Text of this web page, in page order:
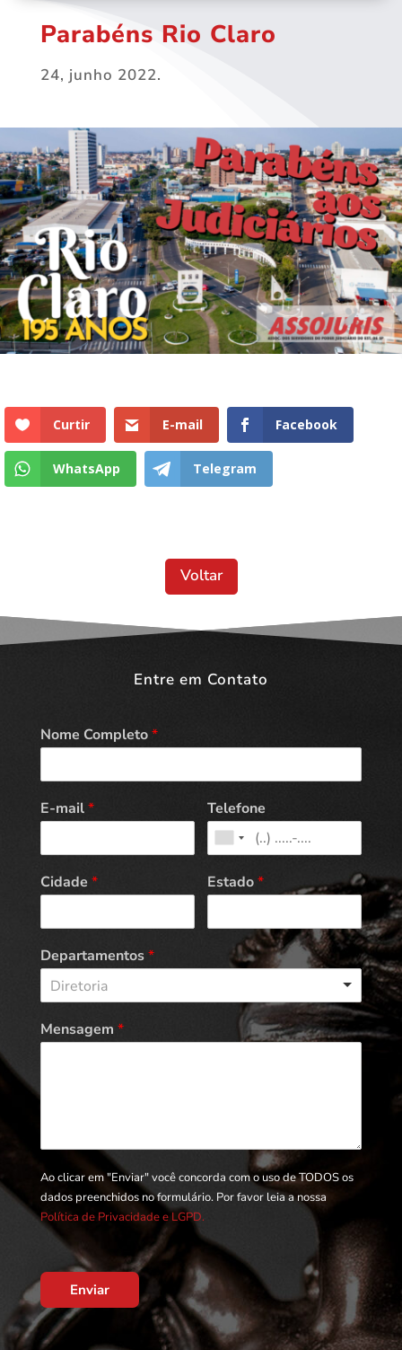
Parabéns Rio Claro
24, junho 2022.
Curtir E-mail Facebook
WhatsApp Telegram
Voltar
Entre em Contato
Nome Completo*
E-mail* Telefone
Cidade * Estado*
Departamentos*
Diretoria
Mensagem *
Ao clicar em "Enviar" você concorda com o uso de TODOS os
dados preenchidos no formulário. Por favor leia a nossa
Política de Privacidade e LGPD.
Enviar